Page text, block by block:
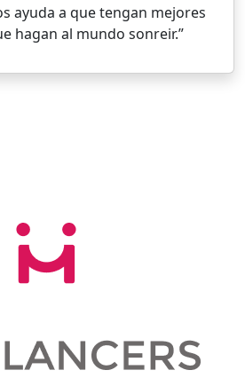
ayuda a que tengan mejores
hagan al mundo sonreir.”